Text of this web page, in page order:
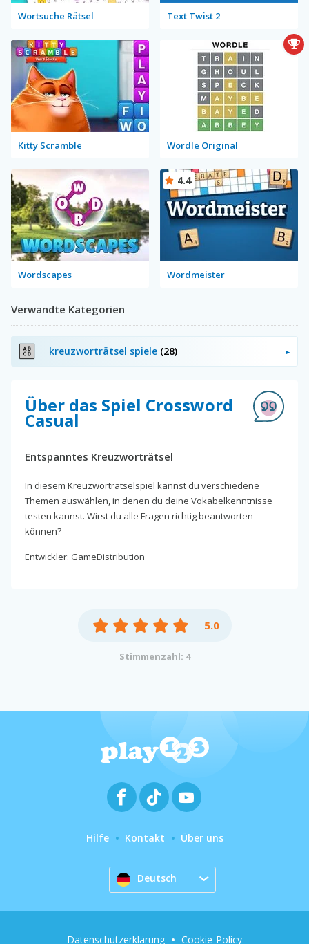
Wortsuche Rätsel Text Twist 2
Kitty Scramble Wordle Original
Wordscapes Wordmeister
4.4
Verwandte Kategorien
kreuzworträtsel spiele (28)
Über das Spiel Crossword
Casual
Entspanntes Kreuzworträtsel
In diesem Kreuzworträtselspiel kannst du verschiedene
Themen auswählen, in denen du deine Vokabelkenntnisse
testen kannst. Wirst du alle Fragen richtig beantworten
können?
Entwickler: GameDistribution
5.0
Stimmenzahl: 4
Hilfe Kontakt Über uns
Deutsch
Datenschutzerklärung Cookie-Policy